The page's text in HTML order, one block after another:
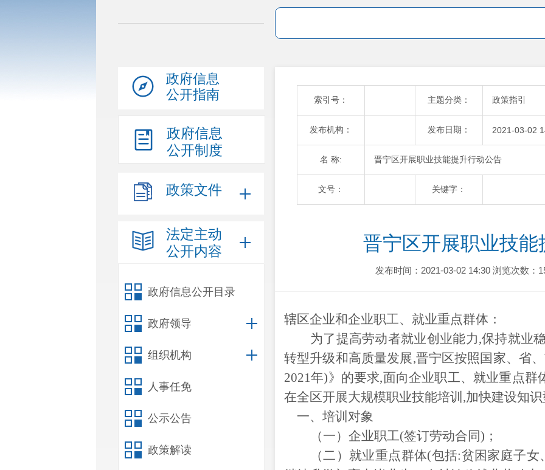
政府信息
公开指南
政府信息
公开制度
政策文件
法定主动
公开内容
政府信息公开目录
政府领导
组织机构
人事任免
公示公告
政策解读
索引号： 主题分类： 政策指引
发布机构： 发布日期： 2021-03-02
名 称: 晋宁区开展职业技能提升行动公告
文号： 关键字：
晋宁区开展职业技能
发布时间：2021-03-02 14:30 浏览次数：
辖区企业和企业职工、就业重点群体：
为了提高劳动者就业创业能力,保持就业
转型升级和高质量发展,晋宁区按照国家、省
2021年)》的要求,面向企业职工、就业重点群
在全区开展大规模职业技能培训,加快建设知
一、培训对象
（一） 企业职工(签订劳动合同)；
（二）就业重点群体(包括:贫困家庭子女